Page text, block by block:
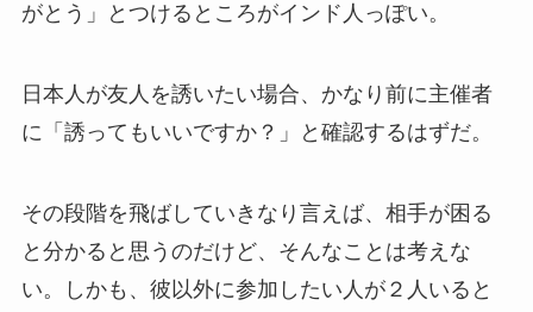
がとう」とつけるところがインド人っぽい。
日本人が友人を誘いたい場合、かなり前に主催者
に「誘ってもいいですか？」と確認するはずだ。
その段階を飛ばしていきなり言えば、相手が困る
と分かると思うのだけど、そんなことは考えな
い。しかも、彼以外に参加したい人が２人いると